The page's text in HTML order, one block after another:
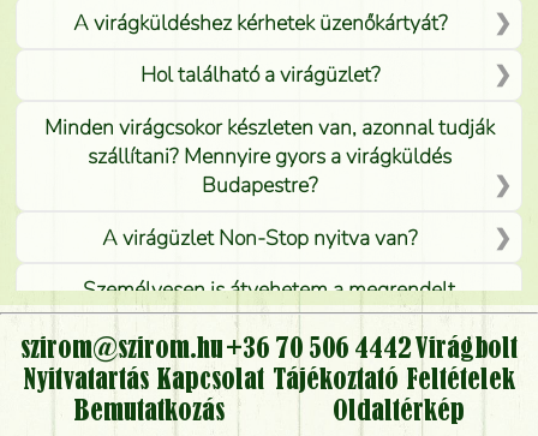
A virágküldéshez kérhetek üzenőkártyát?
Hol található a virágüzlet?
Minden virágcsokor készleten van, azonnal tudják
szállítani? Mennyire gyors a virágküldés
Budapestre?
A virágüzlet Non-Stop nyitva van?
Személyesen is átvehetem a megrendelt
virágcsokrot, vagy csak virágküldéssel, kiszállítással
kérhető?
Vidékre is lehet rendelni?
szirom@szirom.hu +36 70 506 4442 Virágbolt
Nyitvatartás Kapcsolat Tájékoztató Feltételek
Bemutatkozás
Oldaltérkép